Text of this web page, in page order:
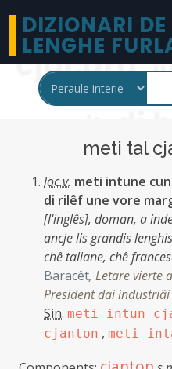
DIZIONARI DE
LENGHE
meti tal
loc.v. meti intune
di rilêf une vore
[l'inglês], doman, a
ancje lis grandis
chê taliane, chê
Baracêt, Letare vierte
President dai
Sin. meti intun
cjanton , meti